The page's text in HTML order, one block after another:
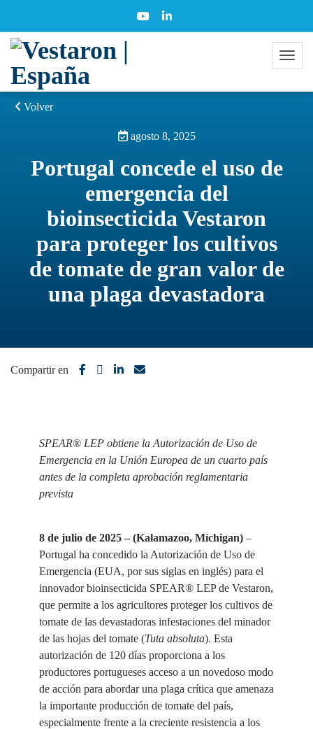
Volver
agosto 8, 2025
Portugal concede el uso de
emergencia del
bioinsecticida Vestaron
para proteger los cultivos
de tomate de gran valor de
una plaga devastadora
Compartir en
SPEAR® LEP obtiene la Autorización de Uso de
Emergencia en la Unión Europea de un cuarto país
antes de la completa aprobación reglamentaria
prevista
8 de julio de 2025 – (Kalamazoo, Míchigan) –
Portugal ha concedido la Autorización de Uso de
Emergencia (EUA, por sus siglas en inglés) para el
innovador bioinsecticida SPEAR® LEP de Vestaron,
que permite a los agricultores proteger los cultivos de
tomate de las devastadoras infestaciones del minador
de las hojas del tomate (Tuta absoluta). Esta
autorización de 120 días proporciona a los
productores portugueses acceso a un novedoso modo
de acción para abordar una plaga crítica que amenaza
la importante producción de tomate del país,
especialmente frente a la creciente resistencia a los